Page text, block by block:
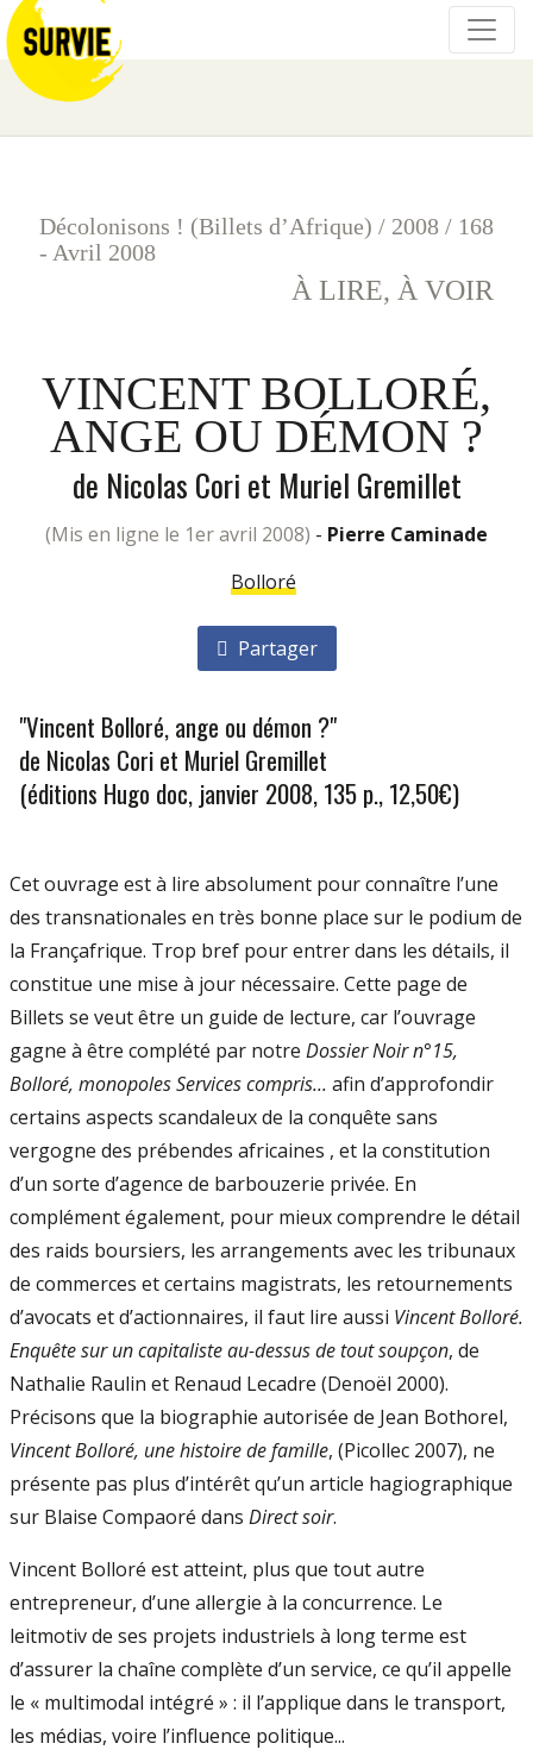
Décolonisons ! (Billets d’Afrique) / 2008 / 168
- Avril 2008
À LIRE, À VOIR
VINCENT BOLLORÉ,
ANGE OU DÉMON ?
de Nicolas Cori et Muriel Gremillet
(mis en ligne le 1er avril 2008) - Pierre Caminade
Bolloré
Partager
"Vincent Bolloré, ange ou démon ?"
de Nicolas Cori et Muriel Gremillet
(éditions Hugo doc, janvier 2008, 135 p., 12,50€)
Cet ouvrage est à lire absolument pour connaître l’une
des transnationales en très bonne place sur le podium de
la Françafrique. Trop bref pour entrer dans les détails, il
constitue une mise à jour nécessaire. Cette page de
Billets se veut être un guide de lecture, car l’ouvrage
gagne à être complété par notre Dossier Noir n°15,
Bolloré, monopoles Services compris... afin d’approfondir
certains aspects scandaleux de la conquête sans
vergogne des prébendes africaines , et la constitution
d’un sorte d’agence de barbouzerie privée. En
complément également, pour mieux comprendre le détail
des raids boursiers, les arrangements avec les tribunaux
de commerces et certains magistrats, les retournements
d’avocats et d’actionnaires, il faut lire aussi Vincent Bolloré.
Enquête sur un capitaliste au-dessus de tout soupçon, de
Nathalie Raulin et Renaud Lecadre (Denoël 2000).
Précisons que la biographie autorisée de Jean Bothorel,
Vincent Bolloré, une histoire de famille, (Picollec 2007), ne
présente pas plus d’intérêt qu’un article hagiographique
sur Blaise Compaoré dans Direct soir.
Vincent Bolloré est atteint, plus que tout autre
entrepreneur, d’une allergie à la concurrence. Le
leitmotiv de ses projets industriels à long terme est
d’assurer la chaîne complète d’un service, ce qu’il appelle
le « multimodal intégré » : il l’applique dans le transport,
les médias, voire l’influence politique...